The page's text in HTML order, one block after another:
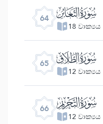
64 ﯭ
18 වාක්‍යය
65 ﯮ
12 වාක්‍යය
66 ﯯ
12 වාක්‍යය